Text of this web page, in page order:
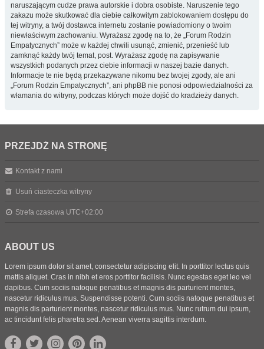
naruszającym cudze prawa autorskie i dobra osobiste. Naruszenie tego
zakazu może skutkować dla ciebie całkowitym zablokowaniem dostępu do
tej witryny, a twój dostawca internetu zostanie powiadomiony o twoim
niewłaściwym zachowaniu. Wyrażasz zgodę na to, że „Forum Rodzin
Empatycznych” może w każdej chwili usunąć, zmienić, przenieść lub
zamknąć każdy twój temat, post. Wyrażasz zgodę na zapisywanie
wszystkich podanych przez ciebie informacji w naszej bazie danych.
Informacje te nie będą przekazywane nikomu bez twojej zgody, ale ani
„Forum Rodzin Empatycznych”, ani phpBB nie ponosi odpowiedzialności za
włamania do witryny, podczas których może dojść do kradzieży danych.
PRZEJDŹ NA STRONĘ
Kontakt z nami
Usuń ciasteczka witryny
Strefa czasowa UTC+02:00
ABOUT US
Lorem ipsum dolor sit amet, consectetur adipiscing elit. In porttitor lectus quis
mattis aliquet. Cras in nibh et eros porttitor facilisis. Nunc egestas eget leo vel
dapibus. Cum sociis natoque penatibus et magnis dis parturient montes,
nascetur ridiculus mus. Suspendisse potenti. Cum sociis natoque penatibus et
magnis dis parturient montes, nascetur ridiculus mus. Nunc rutrum dui ipsum,
ac tincidunt felis pharetra sed. Aenean viverra sagittis interdum.